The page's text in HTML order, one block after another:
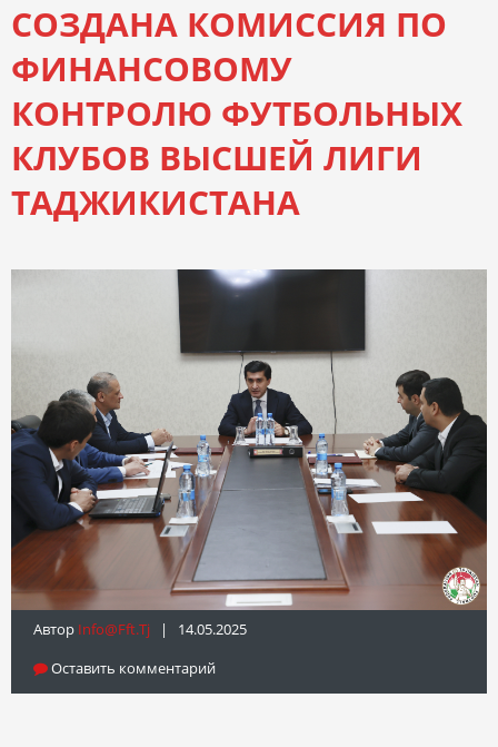
СОЗДАНА КОМИССИЯ ПО
ФИНАНСОВОМУ
КОНТРОЛЮ ФУТБОЛЬНЫХ
КЛУБОВ ВЫСШЕЙ ЛИГИ
ТАДЖИКИСТАНА
Автор Info@fft.tj | 14.05.2025
Оставить комментарий